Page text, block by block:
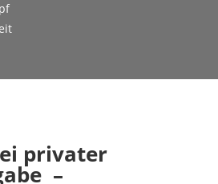
privater
–